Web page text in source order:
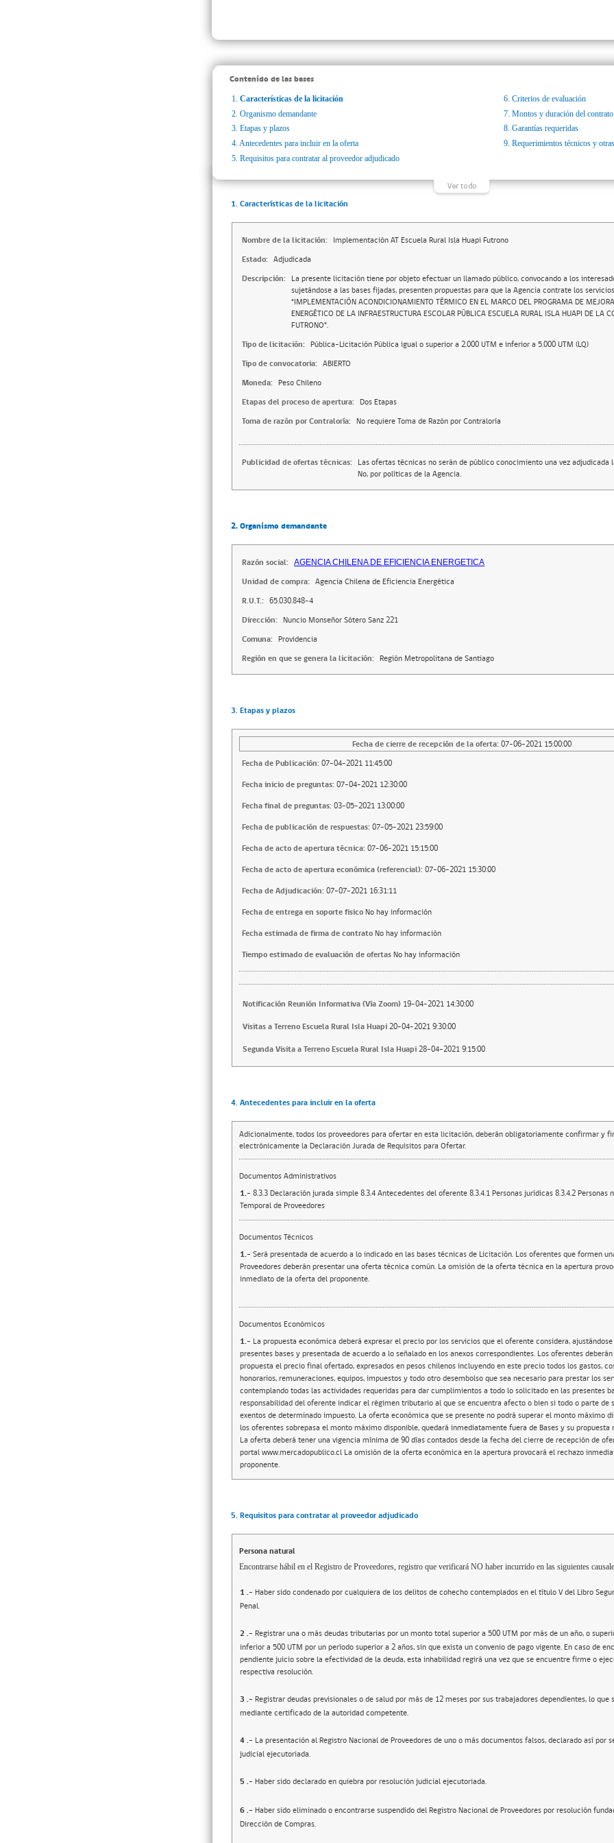
Contenido de las bases
1. Características de la licitación
2. Organismo demandante
3. Etapas y plazos
4. Antecedentes para incluir en la oferta
5. Requisitos para contratar al proveedor adjudicado
6. Criterios de evaluación
7. Montos y duración del contrato
8. Garantías requeridas
9. Requerimientos técnicos y
1. Características de la licitación
Nombre de la licitación: Implementación AT Escuela Rural Isla Huapi Futrono
Estado: Adjudicada
Descripción: La presente licitación tiene por objeto efectuar un llamado público, convocando a los
sujetándose a las bases fijadas, presenten propuestas para que la Agencia contrate los
“IMPLEMENTACIÓN ACONDICIONAMIENTO TÉRMICO EN EL MARCO DEL PROGRAMA DE
ENERGÉTICO DE LA INFRAESTRUCTURA ESCOLAR PÚBLICA ESCUELA RURAL ISLA HUAPI DE LA
FUTRONO”.
Tipo de licitación: Pública-Licitación Pública igual o superior a 2.000 UTM e inferior a 5.000 UTM (LQ)
Tipo de convocatoria: ABIERTO
Moneda: Peso Chileno
Etapas del proceso de apertura: Dos Etapas
Toma de razón por Contraloría: No requiere Toma de Razón por Contraloría
Publicidad de ofertas técnicas: Las ofertas técnicas no serán de público conocimiento una vez adjudicada
No, por políticas de la Agencia.
2. Organismo demandante
Razón social: AGENCIA CHILENA DE EFICIENCIA ENERGETICA
Unidad de compra: Agencia Chilena de Eficiencia Energética
R.U.T.: 65.030.848-4
Dirección: Nuncio Monseñor Sótero Sanz 221
Comuna: Providencia
Región en que se genera la licitación: Región Metropolitana de Santiago
3. Etapas y plazos
Fecha de cierre de recepción de la oferta: 07-06-2021 15:00:00
Fecha de Publicación: 07-04-2021 11:45:00
Fecha inicio de preguntas: 07-04-2021 12:30:00
Fecha final de preguntas: 03-05-2021 13:00:00
Fecha de publicación de respuestas: 07-05-2021 23:59:00
Fecha de acto de apertura técnica: 07-06-2021 15:15:00
Fecha de acto de apertura económica (referencial): 07-06-2021 15:30:00
Fecha de Adjudicación: 07-07-2021 16:31:11
Fecha de entrega en soporte fisicoNo hay información
Fecha estimada de firma de contratoNo hay información
Tiempo estimado de evaluación de ofertasNo hay información
Notificación Reunión Informativa (Vía Zoom) 19-04-2021 14:30:00
Visitas a Terreno Escuela Rural Isla Huapi20-04-2021 9:30:00
Segunda Visita a Terreno Escuela Rural Isla Huapi28-04-2021 9:15:00
4. Antecedentes para incluir en la oferta
Adicionalmente, todos los proveedores para ofertar en esta licitación, deberán obligatoriamente confirmar y
electrónicamente la Declaración Jurada de Requisitos para Ofertar.
Documentos Administrativos
1.- 8.3.3 Declaración jurada simple 8.3.4 Antecedentes del oferente 8.3.4.1 Personas jurídicas 8.3.4.2 Personas
Temporal de Proveedores
Documentos Técnicos
1.- Será presentada de acuerdo a lo indicado en las bases técnicas de Licitación. Los oferentes que formen
Proveedores deberán presentar una oferta técnica común. La omisión de la oferta técnica en la apertura
inmediato de la oferta del proponente.
Documentos Económicos
1.- La propuesta económica deberá expresar el precio por los servicios que el oferente considera,
presentes bases y presentada de acuerdo a lo señalado en los anexos correspondientes. Los oferentes
propuesta el precio final ofertado, expresados en pesos chilenos incluyendo en este precio todos los gastos,
honorarios, remuneraciones, equipos, impuestos y todo otro desembolso que sea necesario para prestar los
contemplando todas las actividades requeridas para dar cumplimientos a todo lo solicitado en las presentes
responsabilidad del oferente indicar el régimen tributario al que se encuentra afecto o bien si todo o parte de
exentos de determinado impuesto. La oferta económica que se presente no podrá superar el monto máximo
los oferentes sobrepasa el monto máximo disponible, quedará inmediatamente fuera de Bases y su propuesta
La oferta deberá tener una vigencia mínima de 90 días contados desde la fecha del cierre de recepción de
portal www.mercadopublico.cl La omisión de la oferta económica en la apertura provocará el rechazo
proponente.
5. Requisitos para contratar al proveedor adjudicado
Persona natural
Encontrarse hábil en el Registro de Proveedores, registro que verificará NO haber incurrido en las siguientes
1.- Haber sido condenado por cualquiera de los delitos de cohecho contemplados en el título V del Libro
Penal.
2.- Registrar una o más deudas tributarias por un monto total superior a 500 UTM por más de un año, o
inferior a 500 UTM por un período superior a 2 años, sin que exista un convenio de pago vigente. En caso de
pendiente juicio sobre la efectividad de la deuda, esta inhabilidad regirá una vez que se encuentre firme o
respectiva resolución.
3 .- Registrar deudas previsionales o de salud por más de 12 meses por sus trabajadores dependientes, lo que
mediante certificado de la autoridad competente.
4.- La presentación al Registro Nacional de Proveedores de uno o más documentos falsos, declarado así por
judicial ejecutoriada.
5 .- Haber sido declarado en quiebra por resolución judicial ejecutoriada.
6.- Haber sido eliminado o encontrarse suspendido del Registro Nacional de Proveedores por resolución
Dirección de Compras.